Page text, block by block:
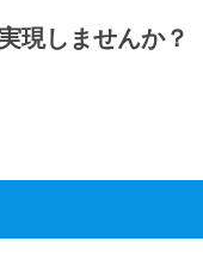
現しませんか？